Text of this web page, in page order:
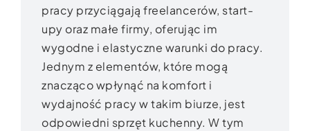
pracy przyciągają freelancerów, start-
upy oraz małe firmy, oferując im
wygodne i elastyczne warunki do pracy.
Jednym z elementów, które mogą
znacząco wpłynąć na komfort i
wydajność pracy w takim biurze, jest
odpowiedni sprzęt kuchenny. W tym